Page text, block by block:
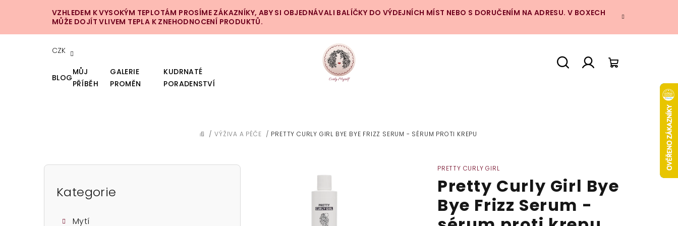
VZHLEDEM K VYSOKÝM TEPLOTÁM PROSÍME ZÁKAZNÍKY, ABY SI OBJEDNÁVALI BALÍČKY DO VÝDEJNÍCH MÍST NEBO S DORUČENÍM NA ADRESU. V BOXECH
MŮŽE DOJÍT VLIVEM TEPLA K ZNEHODNOCENÍ PRODUKTŮ.
CZK
BLOG
MŮJ
PŘÍBĚH
GALERIE
PROMĚN
KUDRNATÉ
PORADENSTVÍ
DOMŮ
/ VÝŽIVA A PÉČE / PRETTY CURLY GIRL BYE BYE FRIZZ SERUM - SÉRUM PROTI KREPU
P
Přeskočit
kategorie
Kategorie
Mytí
PRETTY CURLY GIRL
Pretty Curly Girl Bye
Bye Frizz Serum -